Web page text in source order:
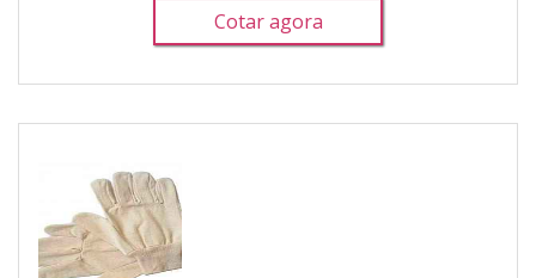
Cotar agora